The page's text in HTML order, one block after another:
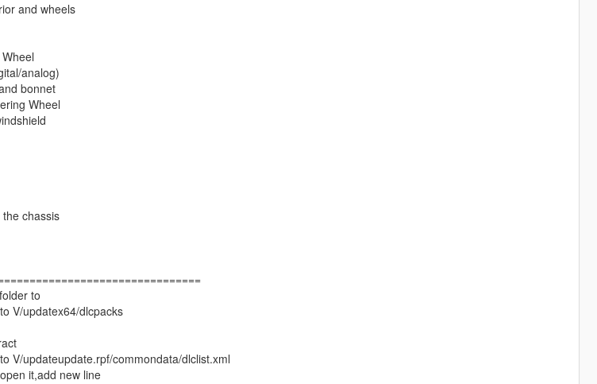
and wheels
analog)
bonnet
Wheel
chassis
to
V/updatex64/dlcpacks
V/updateupdate.rpf/commondata/dlclist.xml
it,add new line